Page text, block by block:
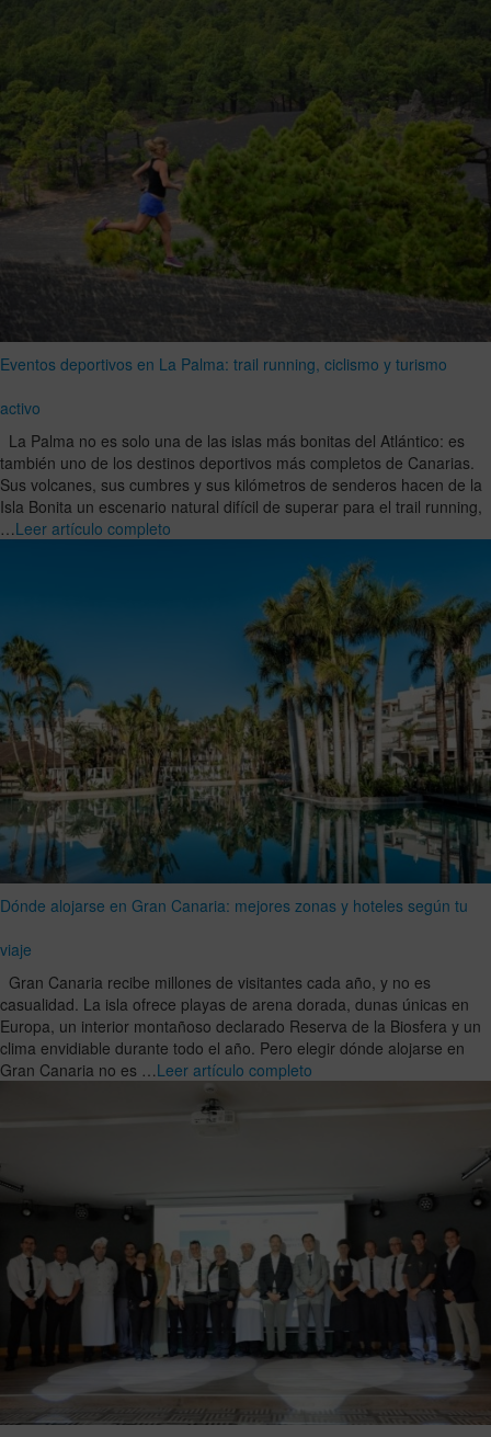
Eventos deportivos en La Palma: trail running, ciclismo y turismo
activo
La Palma no es solo una de las islas más bonitas del Atlántico: es
también uno de los destinos deportivos más completos de Canarias.
Sus volcanes, sus cumbres y sus kilómetros de senderos hacen de la
Isla Bonita un escenario natural difícil de superar para el trail running,
…Leer artículo completo
Dónde alojarse en Gran Canaria: mejores zonas y hoteles según tu
viaje
Gran Canaria recibe millones de visitantes cada año, y no es
casualidad. La isla ofrece playas de arena dorada, dunas únicas en
Europa, un interior montañoso declarado Reserva de la Biosfera y un
clima envidiable durante todo el año. Pero elegir dónde alojarse en
Gran Canaria no es …Leer artículo completo